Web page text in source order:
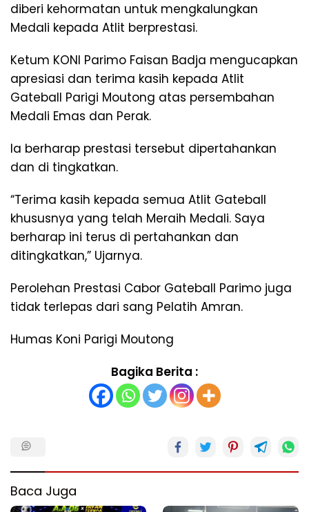
diberi kehormatan untuk mengkalungkan
Medali kepada Atlit berprestasi.
Ketum KONI Parimo Faisan Badja mengucapkan
apresiasi dan terima kasih kepada Atlit
Gateball Parigi Moutong atas persembahan
Medali Emas dan Perak.
Ia berharap prestasi tersebut dipertahankan
dan di tingkatkan.
“Terima kasih kepada semua Atlit Gateball
khususnya yang telah Meraih Medali. Saya
berharap ini terus di pertahankan dan
ditingkatkan,” Ujarnya.
Perolehan Prestasi Cabor Gateball Parimo juga
tidak terlepas dari sang Pelatih Amran.
Humas Koni Parigi Moutong
Bagika Berita :
Baca Juga